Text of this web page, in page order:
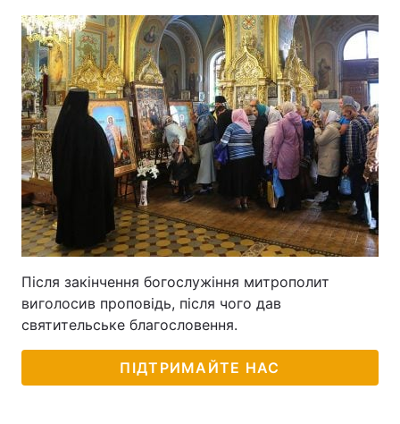
Після закінчення богослужіння митрополит
виголосив проповідь, після чого дав
святительське благословення.
ПІДТРИМАЙТЕ НАС